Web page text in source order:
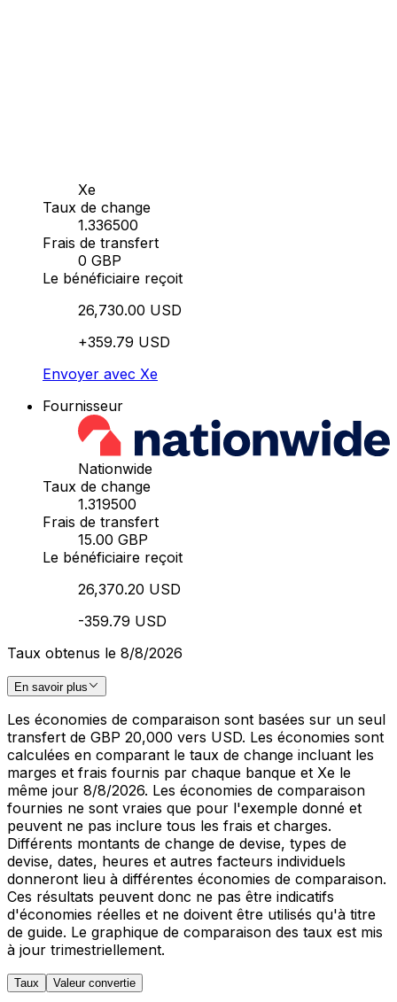
Xe
Taux de change
1.336500
Frais de transfert
0 GBP
Le bénéficiaire reçoit
26,730.00 USD
+359.79 USD
Envoyer avec Xe
Fournisseur
Nationwide
Taux de change
1.319500
Frais de transfert
15.00 GBP
Le bénéficiaire reçoit
26,370.20 USD
-359.79 USD
Taux obtenus le 8/8/2026
En savoir plus
Les économies de comparaison sont basées sur un seul
transfert de GBP 20,000 vers USD. Les économies sont
calculées en comparant le taux de change incluant les
marges et frais fournis par chaque banque et Xe le
même jour 8/8/2026. Les économies de comparaison
fournies ne sont vraies que pour l'exemple donné et
peuvent ne pas inclure tous les frais et charges.
Différents montants de change de devise, types de
devise, dates, heures et autres facteurs individuels
donneront lieu à différentes économies de comparaison.
Ces résultats peuvent donc ne pas être indicatifs
d'économies réelles et ne doivent être utilisés qu'à titre
de guide. Le graphique de comparaison des taux est mis
à jour trimestriellement.
Taux Valeur convertie